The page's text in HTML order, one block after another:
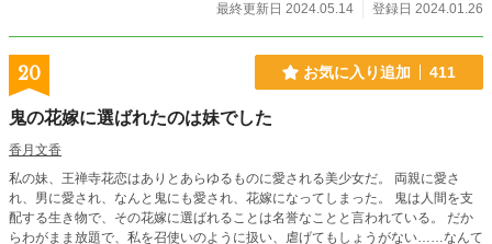
最終更新日 2024.05.14
登録日 2024.01.26
20 お気に入り追加 411
鬼の花嫁に選ばれたのは妹でした
香月文香
私の妹、王禅寺花恋はありとあらゆるものに愛される美少女だ。 両親に愛さ
れ、男に愛され、なんと鬼にも愛され、花嫁になってしまった。 鬼は人間を支
配する生き物で、その花嫁に選ばれることは名誉なことと言われている。 だか
らわがまま放題で、私を召使いのように扱い、虐げてもしょうがない……なんて